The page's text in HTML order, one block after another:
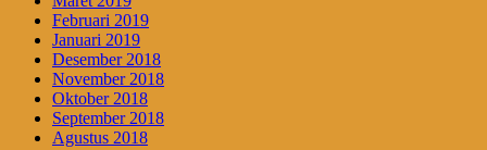
Februari 2019
Januari 2019
Desember 2018
November 2018
Oktober 2018
September 2018
Agustus 2018